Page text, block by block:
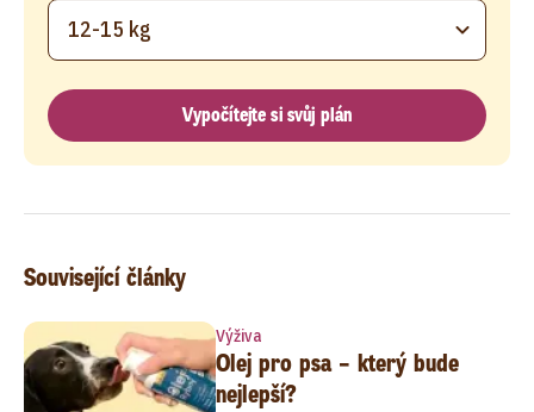
12-15 kg
Vypočítejte si svůj plán
Související články
Výživa
Olej pro psa – který bude
nejlepší?